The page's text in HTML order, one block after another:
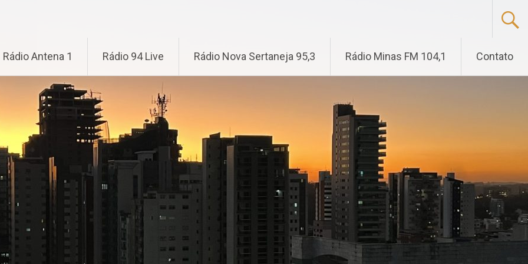
Rádio Antena 1 Rádio 94 Live Rádio Nova Sertaneja 95,3 Rádio Minas FM 104,1 Contato